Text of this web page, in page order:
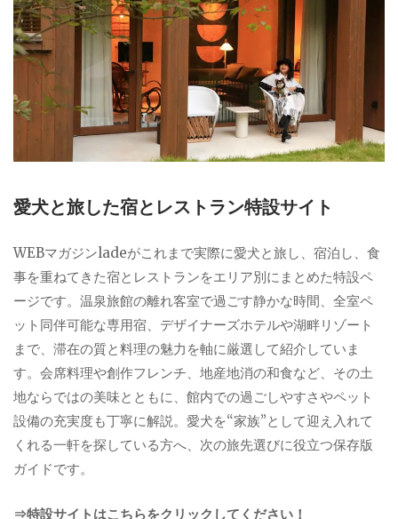
愛犬と旅した宿とレストラン特設サイト
WEBマガジンladeがこれまで実際に愛犬と旅し、宿泊し、食
事を重ねてきた宿とレストランをエリア別にまとめた特設ペ
ージです。温泉旅館の離れ客室で過ごす静かな時間、全室ペ
ット同伴可能な専用宿、デザイナーズホテルや湖畔リゾート
まで、滞在の質と料理の魅力を軸に厳選して紹介していま
す。会席料理や創作フレンチ、地産地消の和食など、その土
地ならではの美味とともに、館内での過ごしやすさやペット
設備の充実度も丁寧に解説。愛犬を“家族”として迎え入れて
くれる一軒を探している方へ、次の旅先選びに役立つ保存版
ガイドです。
⇒特設サイトはこちらをクリックしてください！